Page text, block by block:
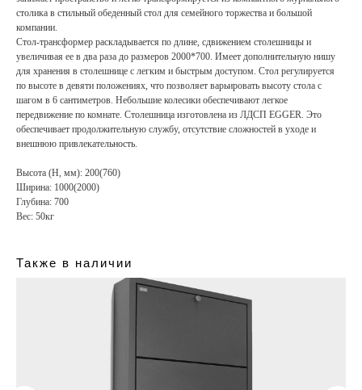
столика в стильный обеденный стол для семейного торжества и большой
компании.
Стол-трансформер раскладывается по длине, сдвижением столешницы и
увеличивая ее в два раза до размеров 2000*700. Имеет дополнительную нишу
для хранения в столешнице с легким и быстрым доступом. Стол регулируется
по высоте в девяти положениях, что позволяет варьировать высоту стола с
шагом в 6 сантиметров. Небольшие колесики обеспечивают легкое
передвижение по комнате. Столешница изготовлена из ЛДСП EGGER. Это
обеспечивает продолжительную службу, отсутствие сложностей в уходе и
внешнюю привлекательность.
Высота (H, мм): 200(760)
Ширина: 1000(2000)
Глубина: 700
Вес: 50кг
Также в наличии